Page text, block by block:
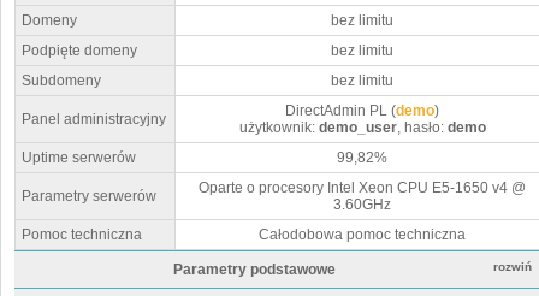
Domeny
bez limitu
Podpięte domeny
bez limitu
Subdomeny
bez limitu
Panel administracyjny DirectAdmin PL (demo)
użytkownik: demo_user, hasło: demo
Uptime serwerów
99,82%
Parametry serwerów
Oparte o procesory Intel Xeon CPU E5-1650 v4 @
3.60GHz
Pomoc techniczna
Całodobowa pomoc techniczna
Parametry podstawowe rozwiń